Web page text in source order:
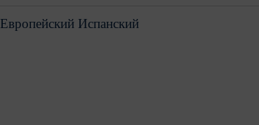
Европейский Испанский